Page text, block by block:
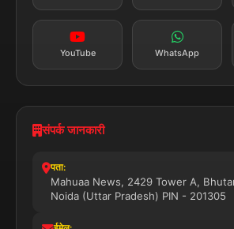
सब्सक्राइब करें
YouTube WhatsApp
संपर्क जानकारी
पता:
Mahuaa News, 2429 Tower A,
Noida (Uttar Pradesh) PIN - 201305